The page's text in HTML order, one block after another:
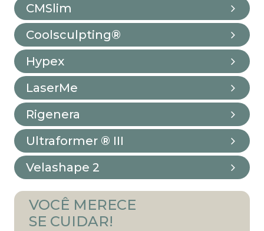
CMSlim
Coolsculpting®
Hypex
LaserMe
Rigenera
Ultraformer ® III
Velashape 2
VOCÊ MERECE
SE CUIDAR!